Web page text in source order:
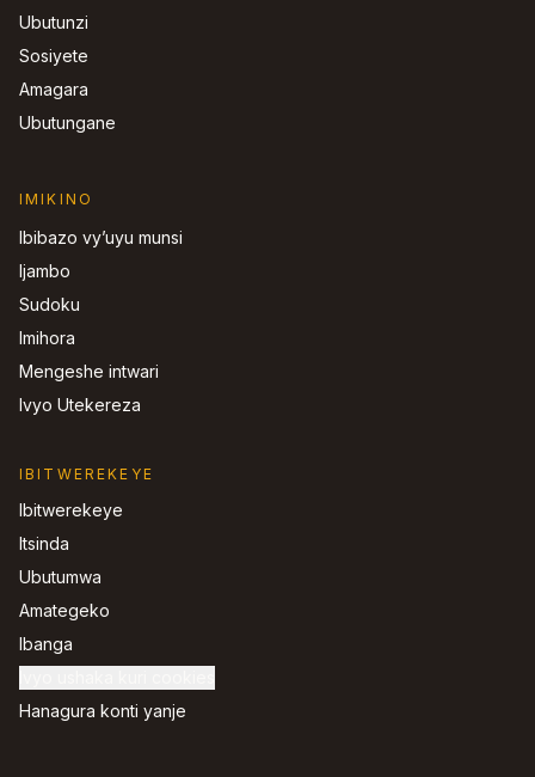
Ubutunzi
Sosiyete
Amagara
Ubutungane
IMIKINO
Ibibazo vy’uyu munsi
Ijambo
Sudoku
Imihora
Mengeshe intwari
Ivyo Utekereza
IBITWEREKEYE
Ibitwerekeye
Itsinda
Ubutumwa
Amategeko
Ibanga
Hanagura konti yanje